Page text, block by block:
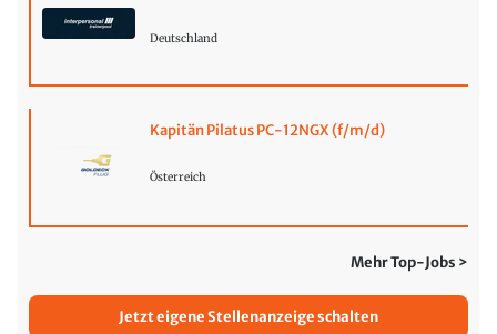
Deutschland
Kapitän Pilatus PC-12NGX (f/m/d)
Österreich
Mehr Top-Jobs >
Jetzt eigene Stellenanzeige schalten